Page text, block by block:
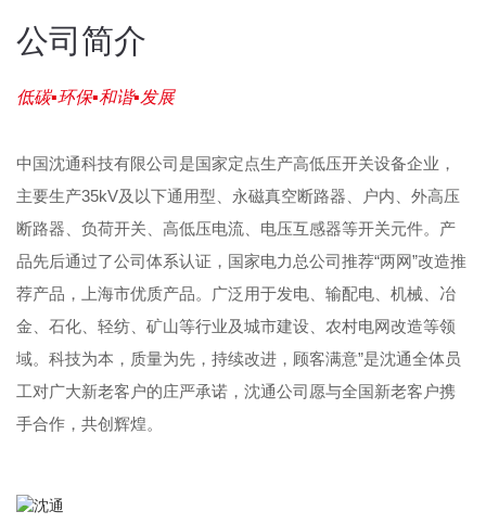
公司简介
低碳▪环保▪和谐▪发展
中国沈通科技有限公司是国家定点生产高低压开关设备企业，
主要生产35kV及以下通用型、永磁真空断路器、户内、外高压
断路器、负荷开关、高低压电流、电压互感器等开关元件。产
品先后通过了公司体系认证，国家电力总公司推荐“两网”改造推
荐产品，上海市优质产品。广泛用于发电、输配电、机械、冶
金、石化、轻纺、矿山等行业及城市建设、农村电网改造等领
域。科技为本，质量为先，持续改进，顾客满意”是沈通全体员
工对广大新老客户的庄严承诺，沈通公司愿与全国新老客户携
手合作，共创辉煌。